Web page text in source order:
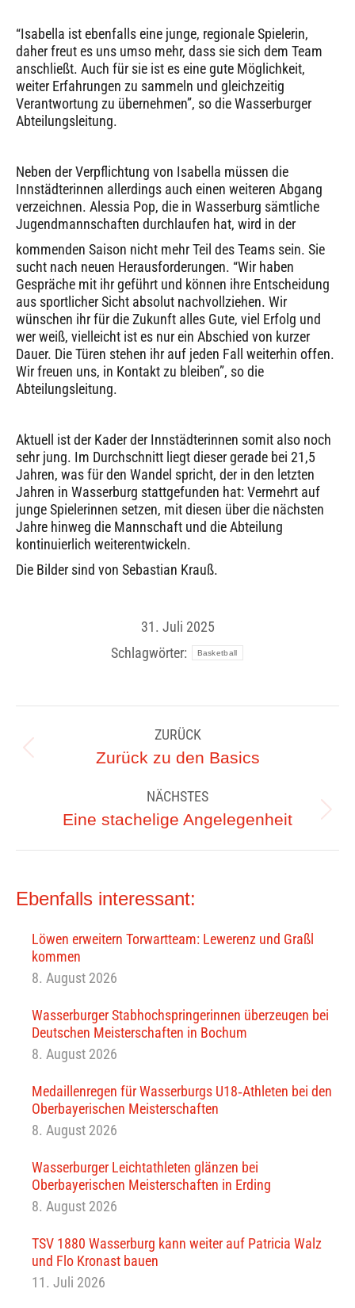
“Isabella ist ebenfalls eine junge, regionale Spielerin,
daher freut es uns umso mehr, dass sie sich dem Team
anschließt. Auch für sie ist es eine gute Möglichkeit,
weiter Erfahrungen zu sammeln und gleichzeitig
Verantwortung zu übernehmen”, so die Wasserburger
Abteilungsleitung.
Neben der Verpflichtung von Isabella müssen die
Innstädterinnen allerdings auch einen weiteren Abgang
verzeichnen. Alessia Pop, die in Wasserburg sämtliche
Jugendmannschaften durchlaufen hat, wird in der
kommenden Saison nicht mehr Teil des Teams sein. Sie
sucht nach neuen Herausforderungen. “Wir haben
Gespräche mit ihr geführt und können ihre Entscheidung
aus sportlicher Sicht absolut nachvollziehen. Wir
wünschen ihr für die Zukunft alles Gute, viel Erfolg und
wer weiß, vielleicht ist es nur ein Abschied von kurzer
Dauer. Die Türen stehen ihr auf jeden Fall weiterhin offen.
Wir freuen uns, in Kontakt zu bleiben”, so die
Abteilungsleitung.
Aktuell ist der Kader der Innstädterinnen somit also noch
sehr jung. Im Durchschnitt liegt dieser gerade bei 21,5
Jahren, was für den Wandel spricht, der in den letzten
Jahren in Wasserburg stattgefunden hat: Vermehrt auf
junge Spielerinnen setzen, mit diesen über die nächsten
Jahre hinweg die Mannschaft und die Abteilung
kontinuierlich weiterentwickeln.
Die Bilder sind von Sebastian Krauß.
31. Juli 2025
Schlagwörter:
Basketball
ZURÜCK
Vorheriger
Zurück zu den Basics
NÄCHSTES
Nächster
Eine stachelige Angelegenheit
Ebenfalls interessant:
Löwen erweitern Torwartteam: Lewerenz und Graßl
kommen
8. August 2026
Wasserburger Stabhochspringerinnen überzeugen bei
Deutschen Meisterschaften in Bochum
8. August 2026
Medaillenregen für Wasserburgs U18‑Athleten bei den
Oberbayerischen Meisterschaften
8. August 2026
Wasserburger Leichtathleten glänzen bei
Oberbayerischen Meisterschaften in Erding
8. August 2026
TSV 1880 Wasserburg kann weiter auf Patricia Walz
und Flo Kronast bauen
11. Juli 2026